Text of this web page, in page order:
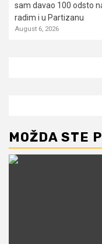
sam davao 100 odsto
radim i u Partizanu
August 6, 2026
MOŽDA STE